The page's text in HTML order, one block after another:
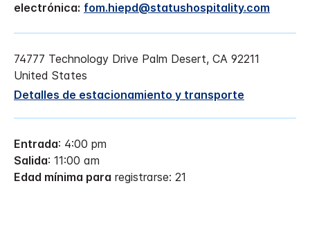
electrónica: fom.hiepd@statushospitality.com
74777 Technology Drive Palm Desert, CA 92211
United States
Detalles de estacionamiento y transporte
Entrada: 4:00 pm
Salida: 11:00 am
Edad mínima para registrarse: 21